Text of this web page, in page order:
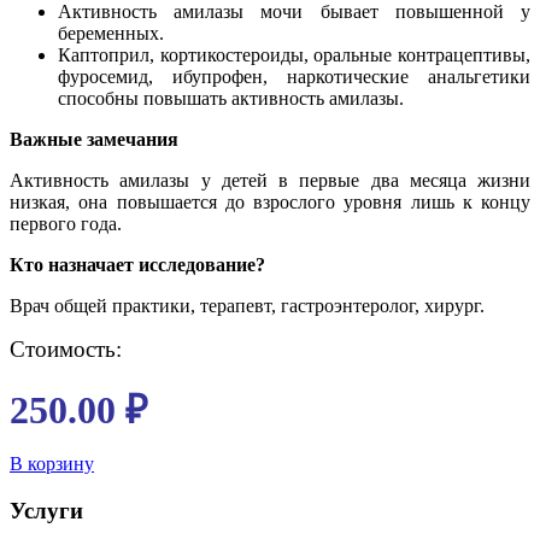
Активность амилазы мочи бывает повышенной у
беременных.
Каптоприл, кортикостероиды, оральные контрацептивы,
фуросемид, ибупрофен, наркотические анальгетики
способны повышать активность амилазы.
Важные замечания
Активность амилазы у детей в первые два месяца жизни
низкая, она повышается до взрослого уровня лишь к концу
первого года.
Кто назначает исследование?
Врач общей практики, терапевт, гастроэнтеролог, хирург.
Стоимость:
250.00 ₽
В корзину
Услуги